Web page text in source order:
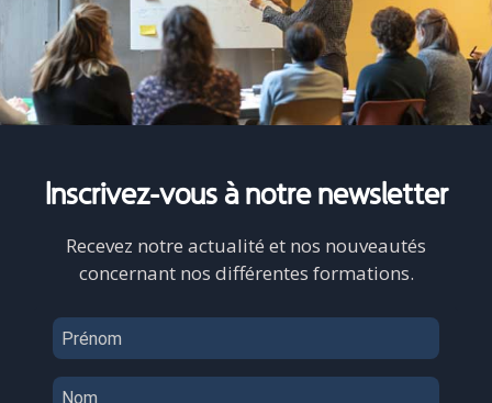
Inscrivez-vous à notre newsletter
Recevez notre actualité et nos nouveautés
concernant nos différentes formations.